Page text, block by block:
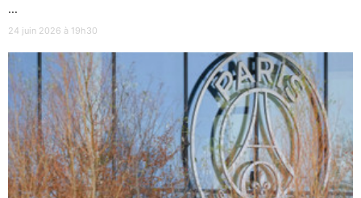
...
24 juin 2026 à 19h30